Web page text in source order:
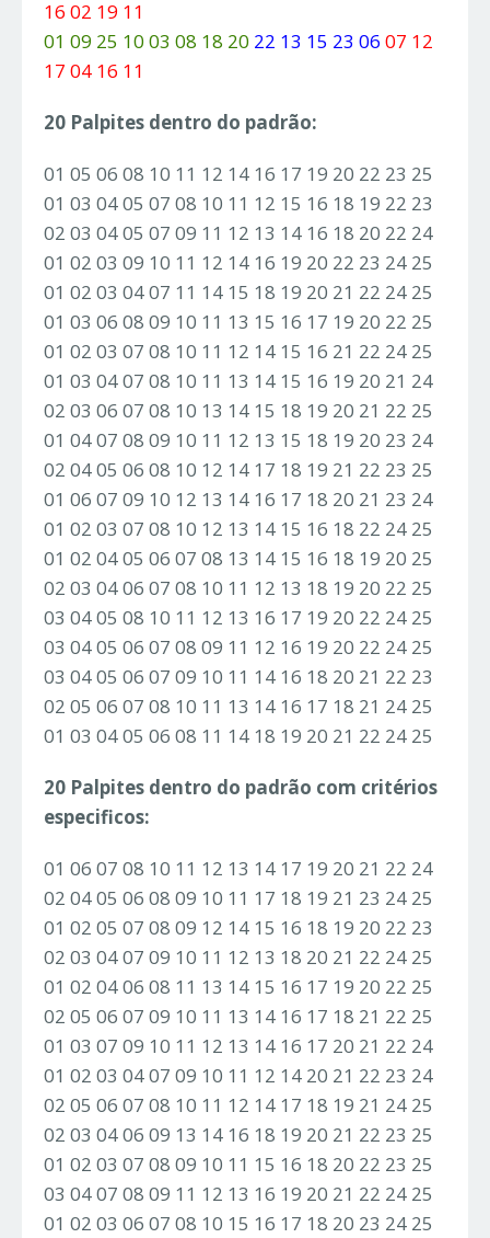
16 02 19 11
01 09 25 10 03 08 18 20 22 13 15 23 06 07 12
17 04 16 11
20 Palpites dentro do padrão:
01 05 06 08 10 11 12 14 16 17 19 20 22 23 25
01 03 04 05 07 08 10 11 12 15 16 18 19 22 23
02 03 04 05 07 09 11 12 13 14 16 18 20 22 24
01 02 03 09 10 11 12 14 16 19 20 22 23 24 25
01 02 03 04 07 11 14 15 18 19 20 21 22 24 25
01 03 06 08 09 10 11 13 15 16 17 19 20 22 25
01 02 03 07 08 10 11 12 14 15 16 21 22 24 25
01 03 04 07 08 10 11 13 14 15 16 19 20 21 24
02 03 06 07 08 10 13 14 15 18 19 20 21 22 25
01 04 07 08 09 10 11 12 13 15 18 19 20 23 24
02 04 05 06 08 10 12 14 17 18 19 21 22 23 25
01 06 07 09 10 12 13 14 16 17 18 20 21 23 24
01 02 03 07 08 10 12 13 14 15 16 18 22 24 25
01 02 04 05 06 07 08 13 14 15 16 18 19 20 25
02 03 04 06 07 08 10 11 12 13 18 19 20 22 25
03 04 05 08 10 11 12 13 16 17 19 20 22 24 25
03 04 05 06 07 08 09 11 12 16 19 20 22 24 25
03 04 05 06 07 09 10 11 14 16 18 20 21 22 23
02 05 06 07 08 10 11 13 14 16 17 18 21 24 25
01 03 04 05 06 08 11 14 18 19 20 21 22 24 25
20 Palpites dentro do padrão com critérios
especificos:
01 06 07 08 10 11 12 13 14 17 19 20 21 22 24
02 04 05 06 08 09 10 11 17 18 19 21 23 24 25
01 02 05 07 08 09 12 14 15 16 18 19 20 22 23
02 03 04 07 09 10 11 12 13 18 20 21 22 24 25
01 02 04 06 08 11 13 14 15 16 17 19 20 22 25
02 05 06 07 09 10 11 13 14 16 17 18 21 22 25
01 03 07 09 10 11 12 13 14 16 17 20 21 22 24
01 02 03 04 07 09 10 11 12 14 20 21 22 23 24
02 05 06 07 08 10 11 12 14 17 18 19 21 24 25
02 03 04 06 09 13 14 16 18 19 20 21 22 23 25
01 02 03 07 08 09 10 11 15 16 18 20 22 23 25
03 04 07 08 09 11 12 13 16 19 20 21 22 24 25
01 02 03 06 07 08 10 15 16 17 18 20 23 24 25